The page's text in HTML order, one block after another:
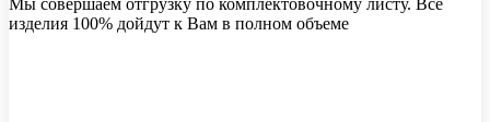
изделия 100% дойдут к Вам в полном объеме